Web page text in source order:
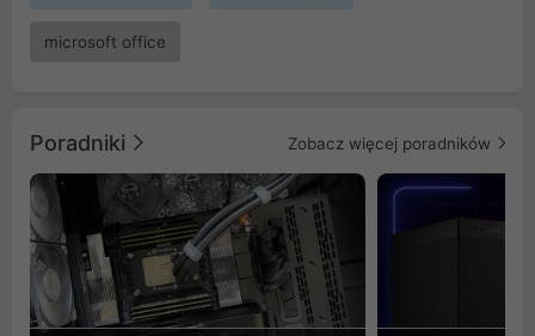
microsoft office
Poradniki Zobacz więcej poradników